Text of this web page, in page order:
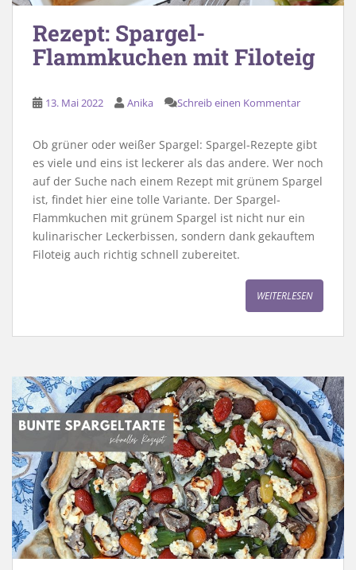
Rezept: Spargel-
Flammkuchen mit Filoteig
13. Mai 2022 Anika Schreib einen Kommentar
Ob grüner oder weißer Spargel: Spargel-Rezepte gibt
es viele und eins ist leckerer als das andere. Wer noch
auf der Suche nach einem Rezept mit grünem Spargel
ist, findet hier eine tolle Variante. Der Spargel-
Flammkuchen mit grünem Spargel ist nicht nur ein
kulinarischer Leckerbissen, sondern dank gekauftem
Filoteig auch richtig schnell zubereitet.
WEITERLESEN